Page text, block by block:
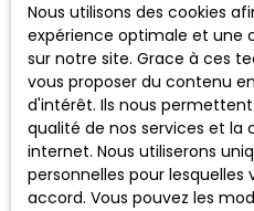
Nous utilisons des cookies
expérience optimale et
sur notre site. Grace à ces
vous proposer du contenu
d'intérêt. Ils nous
qualité de nos services et la
internet. Nous utiliserons
personnelles pour lesquelles
accord. Vous pouvez les